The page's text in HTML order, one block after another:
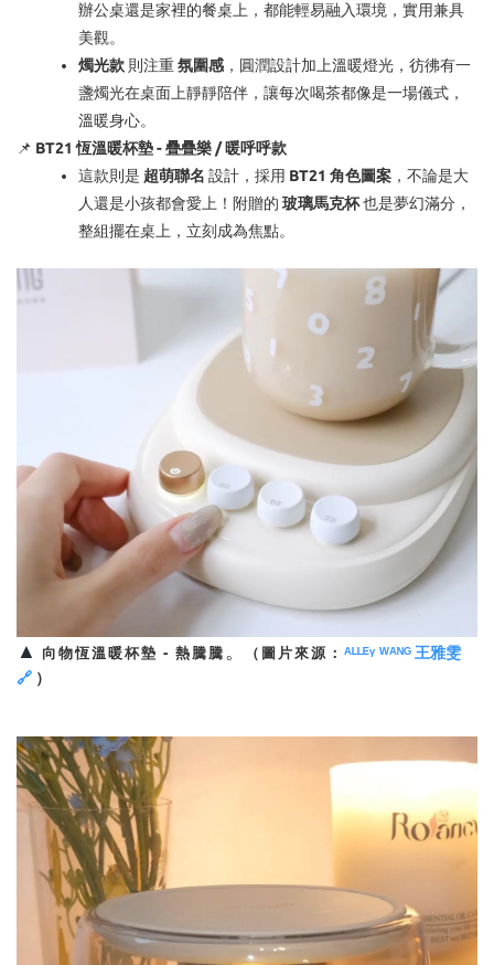
辦公桌還是家裡的餐桌上，都能輕易融入環境 ，實用兼具
美觀。
燭光款 則注重氛圍感 ，圓潤設計加上溫暖燈光， 彷彿有一
盞燭光在桌面上靜靜陪伴，讓每次喝茶都像是一場儀式，
溫暖身心。
📌 BT21 恆溫暖杯墊 - 疊疊樂 / 暖呼呼款
這款則是 超萌聯名 設計，採用 BT21 角色圖案 ，不論是大
人還是小孩都會愛上！附贈的 玻璃馬克杯也是夢幻滿分，
整組擺在桌上，立刻成為焦點。
▲ 向物恆溫暖杯墊 - 熱騰騰 。 （圖片來源： ᴬᴸᴸᴱᵞ ᵂᴬᴺᴳ王雅雯
🔗 ）